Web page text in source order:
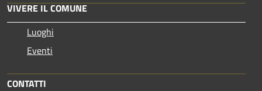
VIVERE IL COMUNE
Luoghi
Eventi
CONTATTI